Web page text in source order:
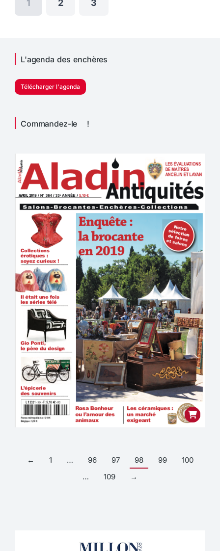
1 2 3
L'agenda des enchères
Télécharger l'agenda
Commandez-le !
← 1 … 96 97 98 99
100
…
109 →